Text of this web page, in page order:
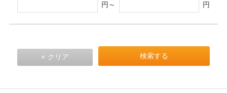
円～ 円